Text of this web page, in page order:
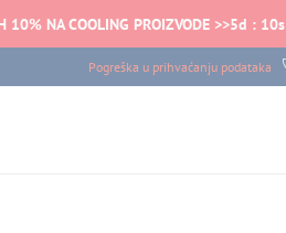
10% NA COOLING PROIZVODE >>5d : 10s
Pogreška u prihvaćanju podataka